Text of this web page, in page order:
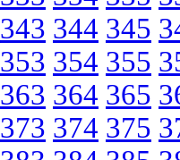
343 344 345
353 354 355
363 364 365
373 374 375